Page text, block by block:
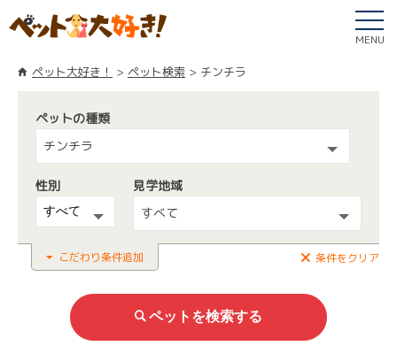
MENU
ペット大好き！ ペット検索 チンチラ
ペットの種類
チンチラ
性別
見学地域
すべて
こだわり条件追加 条件をクリア